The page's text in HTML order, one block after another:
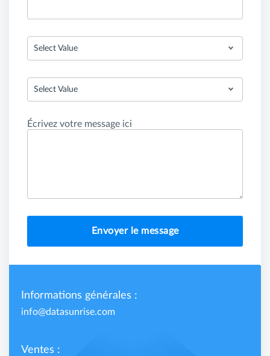
Select Value
Select Value
Écrivez votre message ici
Envoyer le message
Informations générales :
info@datasunrise.com
Ventes :